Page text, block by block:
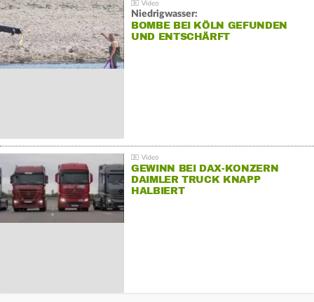
Niedrigwasser:
BOMBE BEI KÖLN GEFUNDEN
UND ENTSCHÄRFT
GEWINN BEI DAX-KONZERN
DAIMLER TRUCK KNAPP
HALBIERT